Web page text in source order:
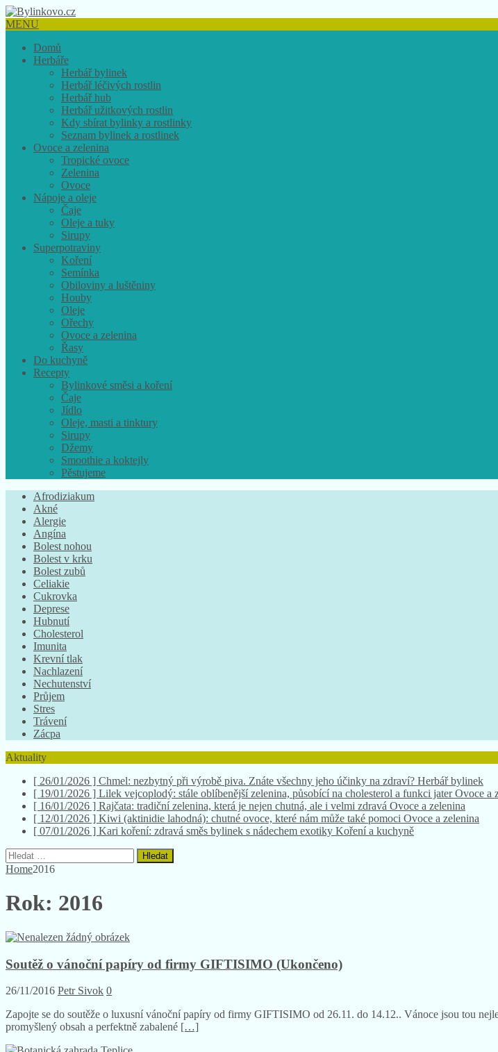
MENU
Domů
Herbáře
Herbář bylinek
Herbář léčivých rostlin
Herbář hub
Herbář užitkových rostlin
Kdy sbírat bylinky a rostlinky
Seznam bylinek a rostlinek
Ovoce a zelenina
Tropické ovoce
Zelenina
Ovoce
Nápoje a oleje
Čaje
Oleje a tuky
Sirupy
Superpotraviny
Koření
Semínka
Obiloviny a luštěniny
Houby
Oleje
Ořechy
Ovoce a zelenina
Řasy
Do kuchyně
Recepty
Bylinkové směsi a koření
Čaje
Jídlo
Oleje, masti a tinktury
Sirupy
Džemy
Smoothie a koktejly
Pěstujeme
Afrodiziakum
Akné
Alergie
Angína
Bolest nohou
Bolest v krku
Bolest zubů
Celiakie
Cukrovka
Deprese
Hubnutí
Cholesterol
Imunita
Krevní tlak
Nachlazení
Nechutenství
Průjem
Stres
Trávení
Zácpa
Aktuality
[ 26/01/2026 ] Chmel: nezbytný při výrobě piva. Znáte všechny jeho účinky na zdraví? Herbář bylinek
[ 19/01/2026 ]Lilek vejcoplodý: stále oblíbenější zelenina, působící na cholesterol a funkci jaterOvoce a
[ 16/01/2026 ]Rajčata: tradiční zelenina, která je nejen chutná, ale i velmi zdraváOvoce a zelenina
[ 12/01/2026 ]Kiwi (aktinidie lahodná): chutné ovoce, které nám může také pomociOvoce a zelenina
[ 07/01/2026 ]Kari koření: zdravá směs bylinek s nádechem exotikyKoření a kuchyně
Vyhledávání
Home2016
Rok: 2016
Soutěž o vánoční papíry od firmy GIFTISIMO (Ukončeno)
26/11/2016 Petr Sivok 0
Zapojte se do soutěže o luxusní vánoční papíry od firmy GIFTISIMO od 26.11. do 14.12.. Vánoce jsou tou
promyšlený obsah a perfektně zabalené […]